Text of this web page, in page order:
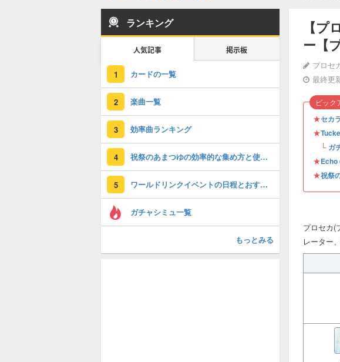
【
ー【
プロセ
最終更
★セカ
★
└ ガ
★Echo
★祝祭
ピック
プロセカ(
レーター
ランキング
人気記事 掲示板
1 カードの一覧
2 楽曲一覧
3 効率曲ランキング
4 祝祭のあまつゆの効率的な集め方と使い道
5 ワールドリンクイベントの日程とおすすめサポートキャラ
ガチャシミュ一覧
もっとみる